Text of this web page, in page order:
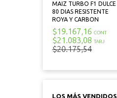
MAIZ TURBO F1 DULCE
80 DIAS RESISTENTE
ROYA Y CARBON
$19.167,16 CONT
$21.083,08 TARJ
$20.175,54
LOS MÁS VENDIDOS